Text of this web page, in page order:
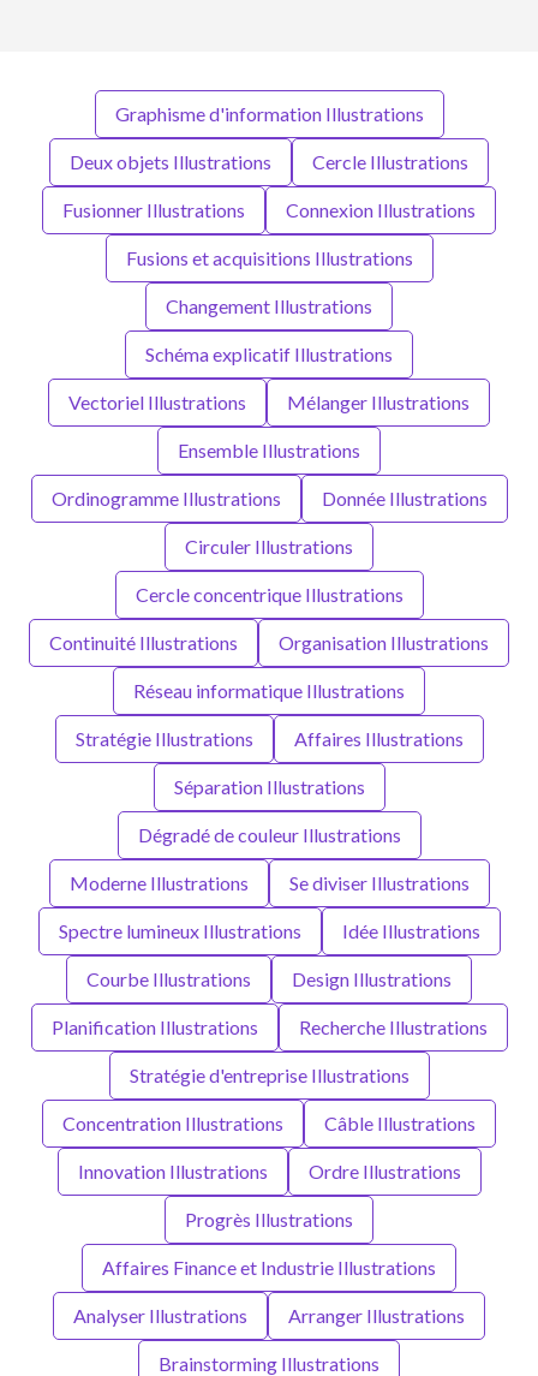
Graphisme d'information Illustrations
Deux objets Illustrations Cercle Illustrations
Fusionner Illustrations Connexion Illustrations
Fusions et acquisitions Illustrations
Changement Illustrations
Schéma explicatif Illustrations
Vectoriel Illustrations Mélanger Illustrations
Ensemble Illustrations
Ordinogramme Illustrations Donnée Illustrations
Circuler Illustrations
Cercle concentrique Illustrations
Continuité Illustrations Organisation Illustrations
Réseau informatique Illustrations
Stratégie Illustrations Affaires Illustrations
Séparation Illustrations
Dégradé de couleur Illustrations
Moderne Illustrations Se diviser Illustrations
Spectre lumineux Illustrations Idée Illustrations
Courbe Illustrations Design Illustrations
Planification Illustrations Recherche Illustrations
Stratégie d'entreprise Illustrations
Concentration Illustrations Câble Illustrations
Innovation Illustrations Ordre Illustrations
Progrès Illustrations
Affaires Finance et Industrie Illustrations
Analyser Illustrations Arranger Illustrations
Brainstorming Illustrations